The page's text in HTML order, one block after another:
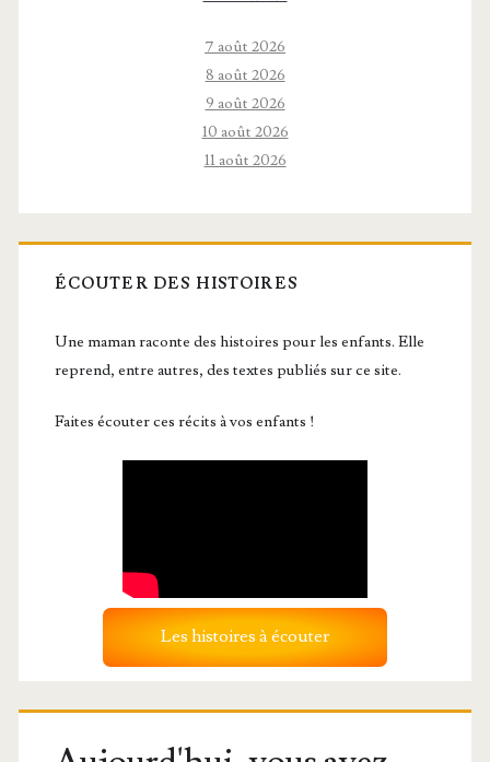
7 août 2026
8 août 2026
9 août 2026
10 août 2026
11 août 2026
ÉCOUTER DES HISTOIRES
Une maman raconte des histoires pour les enfants. Elle
reprend, entre autres, des textes publiés sur ce site.
Faites écouter ces récits à vos enfants !
Les histoires à écouter